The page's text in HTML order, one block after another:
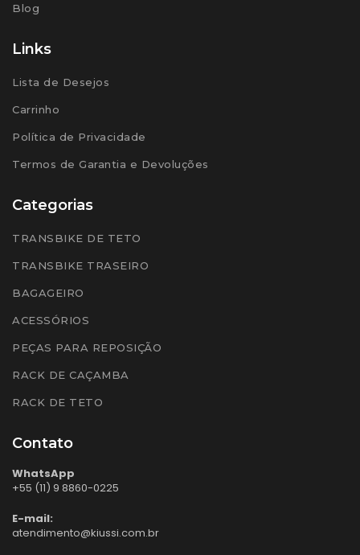
Blog
Links
Lista de Desejos
Carrinho
Política de Privacidade
Termos de Garantia e Devoluções
Categorias
TRANSBIKE DE TETO
TRANSBIKE TRASEIRO
BAGAGEIRO
ACESSÓRIOS
PEÇAS PARA REPOSIÇÃO
RACK DE CAÇAMBA
RACK DE TETO
Contato
WhatsApp
+55 (11) 9 8860-0225
E-mail:
atendimento@kiussi.com.br